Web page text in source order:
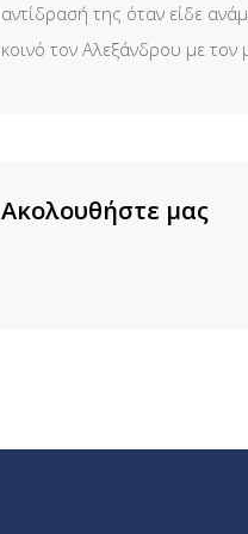
αντίδρασή της όταν είδε
κοινό τον Αλεξάνδρου με τον
Ακολουθήστε μας